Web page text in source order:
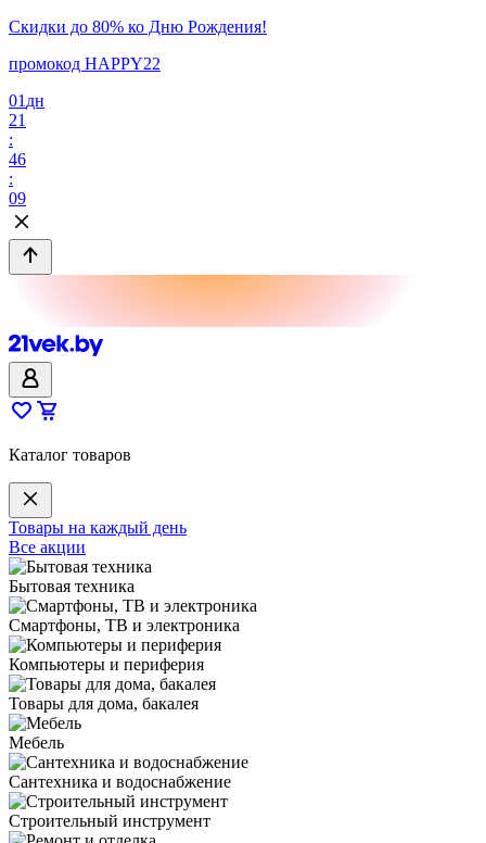
Скидки до 80% ко Дню Рождения!
промокод HAPPY22
01 дн
21
:
46
:
09
Каталог товаров
Товары на каждый день
Все акции
Бытовая техника
Смартфоны, ТВ и электроника
Компьютеры и периферия
Товары для дома, бакалея
Мебель
Сантехника и водоснабжение
Строительный инструмент